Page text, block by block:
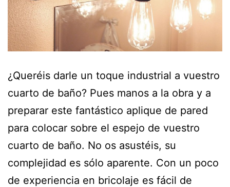
¿Queréis darle un toque industrial a vuestro
cuarto de baño? Pues manos a la obra y a
preparar este fantástico aplique de pared
para colocar sobre el espejo de vuestro
cuarto de baño. No os asustéis, su
complejidad es sólo aparente. Con un poco
de experiencia en bricolaje es fácil de